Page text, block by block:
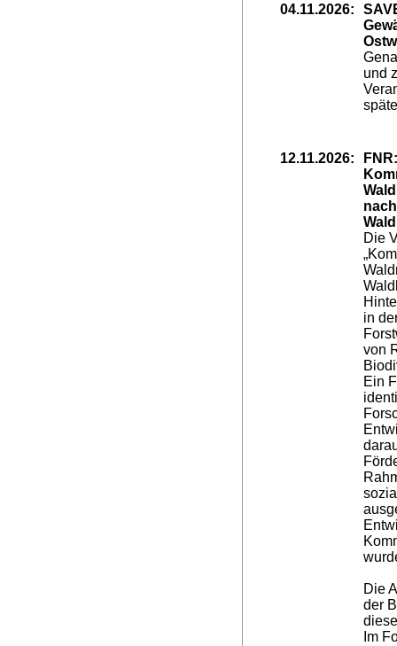
04.11.2026:
und
12.11.2026:
Die
in
von
Ein
Die
der
Im